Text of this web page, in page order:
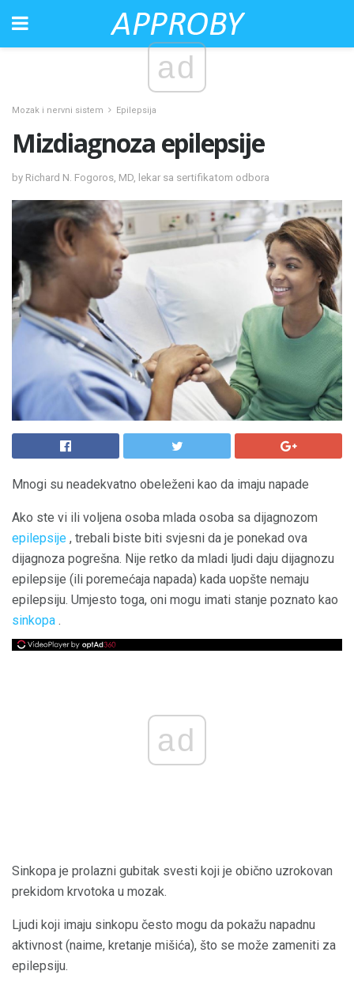
ad
Mozak i nervni sistem Epilepsija
Mizdiagnoza epilepsije
by Richard N. Fogoros, MD, lekar sa sertifikatom odbora
Mnogi su neadekvatno obeleženi kao da imaju napade
Ako ste vi ili voljena osoba mlada osoba sa dijagnozom
epilepsije , trebali biste biti svjesni da je ponekad ova
dijagnoza pogrešna. Nije retko da mladi ljudi daju dijagnozu
epilepsije (ili poremećaja napada) kada uopšte nemaju
epilepsiju. Umjesto toga, oni mogu imati stanje poznato kao
sinkopa .
ad
Sinkopa je prolazni gubitak svesti koji je obično uzrokovan
prekidom krvotoka u mozak.
Ljudi koji imaju sinkopu često mogu da pokažu napadnu
aktivnost (naime, kretanje mišića), što se može zameniti za
epilepsiju.